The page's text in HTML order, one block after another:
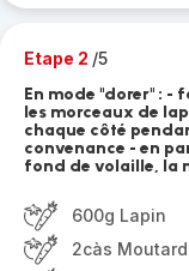
Etape 2 /5
En mode "dorer" :
les morceaux de
chaque côté
convenance - en
fond de volaille, la
600g Lapin
2càs